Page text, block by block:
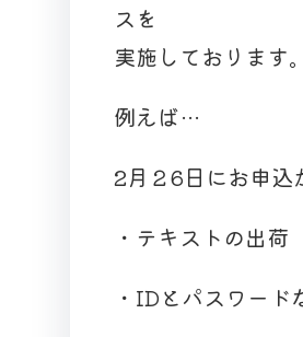
スを
実施しております。
例えば…
2月２6日にお申込
・テキストの出
・IDとパスワード